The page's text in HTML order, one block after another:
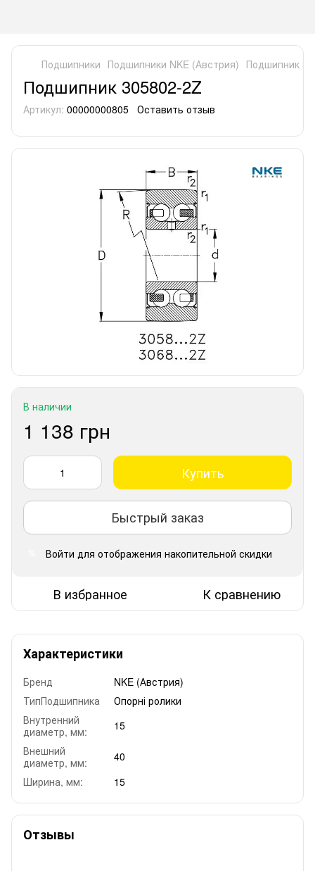
Подшипники Подшипники NKE (Австрия) Подшипник
Подшипник 305802-2Z
Артикул: 00000000805 Оставить отзыв
В наличии
1 138 грн
Купить
Быстрый заказ
Войти для отображения накопительной скидки
В избранное К сравнению
Характеристики
Бренд
NKE (Австрия)
ТипПодшипника
Опорні ролики
Внутренний
диаметр, мм:
15
Внешний
диаметр, мм:
40
Ширина, мм:
15
Отзывы